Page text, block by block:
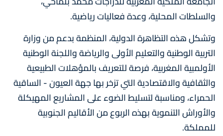
والسلطات المحلية، وعدة فعاليات رياضية.
وتشكل هذه التظاهرة الدولية، المنظمة بدعم من وزارة
التربية الوطنية والتعليم الأولى والرياضة واللجنة الوطنية
الأولمبية المغربية، فرصة للتعريف بالمؤهلات الطبيعية
والثقافية والاقتصادية التي تزخر بها جهة العيون - الساقية
الحمراء، ومناسبة لتسليط الضوء على المشاريع المهيكلة
والأوراش التنموية بهذه الربوع من الأقاليم الجنوبية
للمملكة.